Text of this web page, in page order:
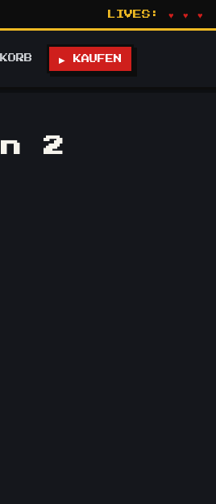
LIVES: ♥ ♥ ♥
▶ KAUFEN
2